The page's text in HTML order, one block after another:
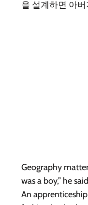
을 설계하면 아
Geography
was a boy,” he
An